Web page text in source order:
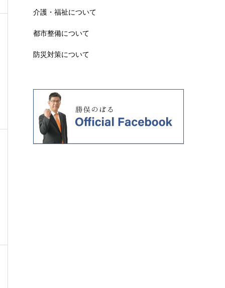
介護・福祉について
都市整備について
防災対策について